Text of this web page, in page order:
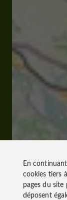
En
cookies tiers
pages du
déposent